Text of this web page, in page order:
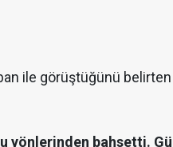
ile görüştüğünü belirten
yönlerinden bahsetti.